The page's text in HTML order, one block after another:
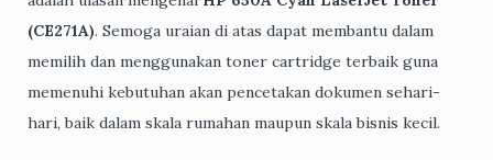
(CE271A). Semoga uraian di atas dapat membantu dalam
memilih dan menggunakan toner cartridge terbaik guna
memenuhi kebutuhan akan pencetakan dokumen sehari-
hari, baik dalam skala rumahan maupun skala bisnis kecil.